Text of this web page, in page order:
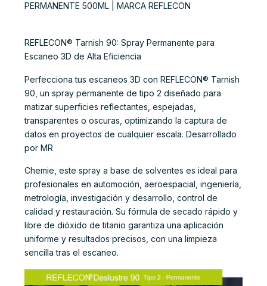
PERMANENTE 500ML | MARCA REFLECON
REFLECON® Tarnish 90: Spray Permanente para
Escaneo 3D de Alta Eficiencia
Perfecciona tus escaneos 3D con REFLECON® Tarnish
90, un spray permanente de tipo 2 diseñado para
matizar superficies reflectantes, espejadas,
transparentes o oscuras, optimizando la captura de
datos en proyectos de cualquier escala. Desarrollado
por MR
Chemie, este spray a base de solventes es ideal para
profesionales en automoción, aeroespacial, ingeniería,
metrología, investigación y desarrollo, control de
calidad y restauración. Su fórmula de secado rápido y
libre de dióxido de titanio garantiza una aplicación
uniforme y resultados precisos, con una limpieza
sencilla tras el escaneo.